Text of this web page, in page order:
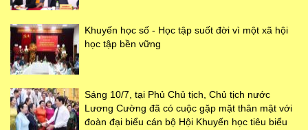
Khuyến học số - Học tập suốt đời vì một xã hội
học tập bền vững
Sáng 10/7, tại Phủ Chủ tịch, Chủ tịch nước
Lương Cường đã có cuộc gặp mặt thân mật với
đoàn đại biểu cán bộ Hội Khuyến học tiêu biểu